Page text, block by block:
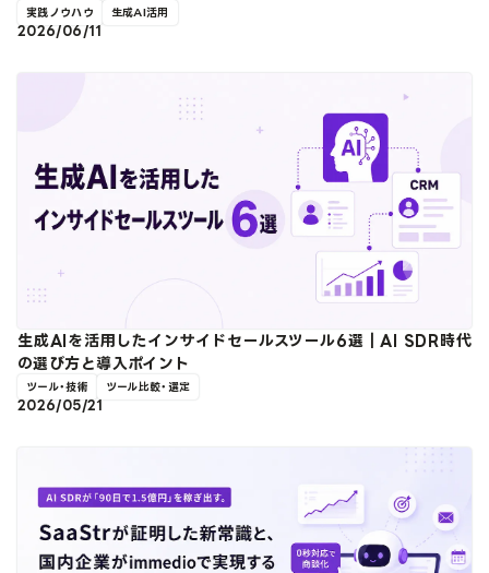
実践ノウハウ 生成AI活用
2026/06/11
生成AIを活用したインサイドセールスツール6選｜AI SDR時代
の選び方と導入ポイント
ツール・技術 ツール比較・選定
2026/05/21